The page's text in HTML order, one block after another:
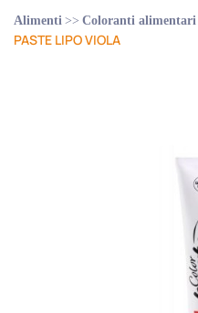
Alimenti Coloranti alimentari
PASTE LIPO VIOLA